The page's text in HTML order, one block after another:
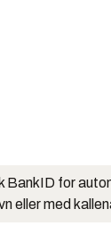
BankID for
eller med